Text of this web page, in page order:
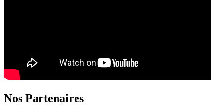
Nos Partenaires